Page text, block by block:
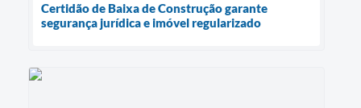
Certidão de Baixa de Construção garante
segurança jurídica e imóvel regularizado